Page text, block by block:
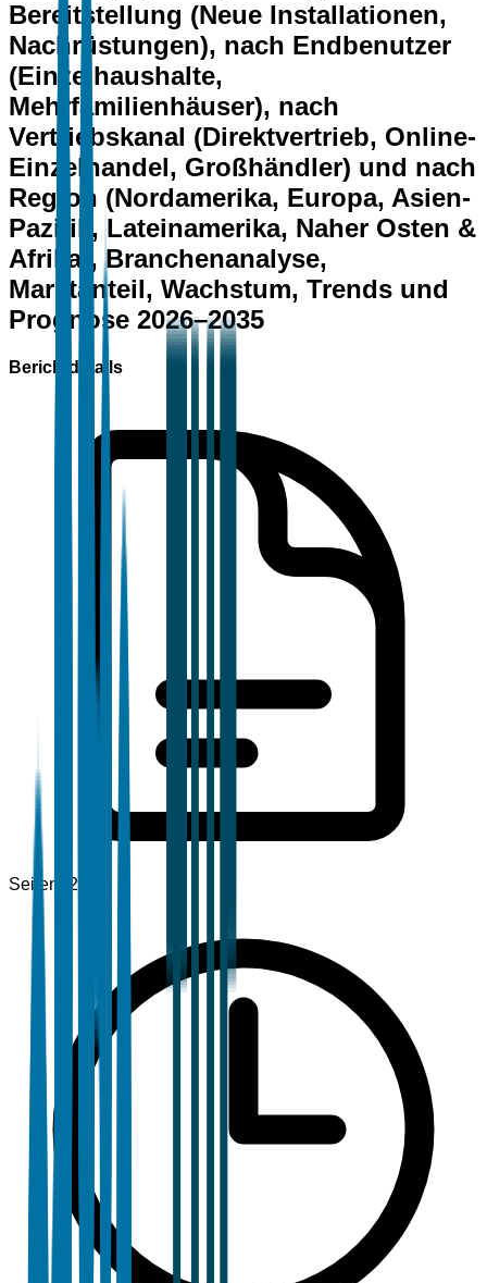
Bereitstellung (Neue Installationen,
Nachrüstungen), nach Endbenutzer
(Einzelhaushalte,
Mehrfamilienhäuser), nach
Vertriebskanal (Direktvertrieb, Online-
Einzelhandel, Großhändler) und nach
Region (Nordamerika, Europa, Asien-
Pazifik, Lateinamerika, Naher Osten &
Afrika), Branchenanalyse,
Marktanteil, Wachstum, Trends und
Prognose 2026–2035
Berichtdetails
Seiten 120+